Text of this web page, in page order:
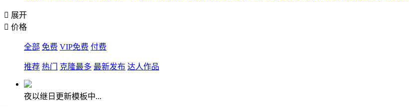
 展开
 价格
全部 免费 VIP免费 付费
推荐 热门 克隆最多 最新发布 达人作品
夜以继日更新模板中...